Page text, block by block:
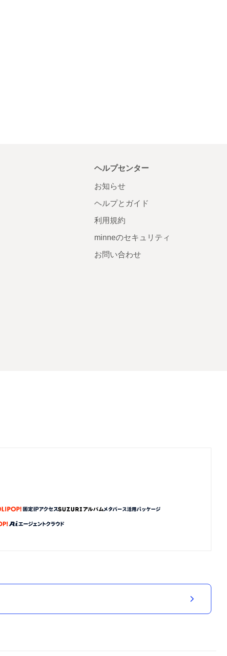
ヘルプセンター
お知らせ
ヘルプとガイド
利用規約
minneのセキュリティ
お問い合わせ